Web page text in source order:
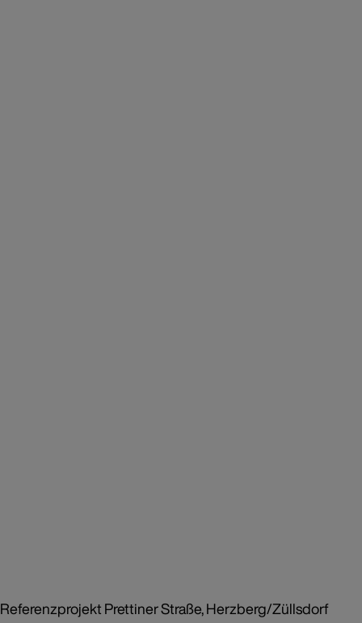
Referenzprojekt Prettiner Straße, Herzberg/Züllsdorf